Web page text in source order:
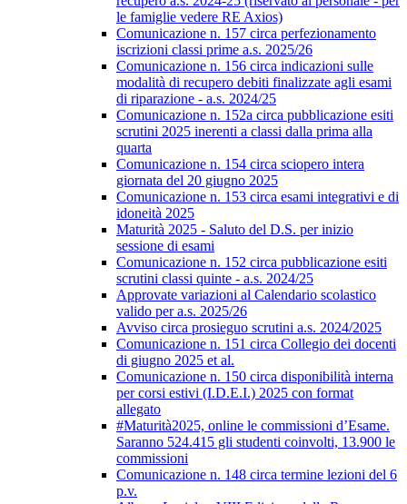
le famiglie vedere RE Axios)
Comunicazione n. 157 circa perfezionamento
iscrizioni classi prime a.s. 2025/26
Comunicazione n. 156 circa indicazioni sulle
modalità di recupero debiti finalizzate agli esami
di riparazione - a.s. 2024/25
Comunicazione n. 152a circa pubblicazione esiti
scrutini 2025 inerenti a classi dalla prima alla
quarta
Comunicazione n. 154 circa sciopero intera
giornata del 20 giugno 2025
Comunicazione n. 153 circa esami integrativi e di
idoneità 2025
Maturità 2025 - Saluto del D.S. per inizio
sessione di esami
Comunicazione n. 152 circa pubblicazione esiti
scrutini classi quinte - a.s. 2024/25
Approvate variazioni al Calendario scolastico
valido per a.s. 2025/26
Avviso circa prosieguo scrutini a.s. 2024/2025
Comunicazione n. 151 circa Collegio dei docenti
di giugno 2025 et al.
Comunicazione n. 150 circa disponibilità interna
per corsi estivi (I.D.E.I.) 2025 con format
allegato
#Maturità2025, online le commissioni d’Esame.
Saranno 524.415 gli studenti coinvolti, 13.900 le
commissioni
Comunicazione n. 148 circa termine lezioni del 6
p.v.